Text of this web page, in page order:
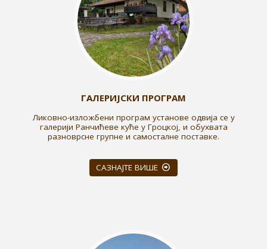
ГАЛЕРИЈСКИ ПРОГРАМ
Ликовно-изложбени програм установе одвија се у
галерији Ранчићеве куће у Гроцкој, и обухвата
разноврсне групне и самосталне поставке.
САЗНАЈТЕ ВИШЕ